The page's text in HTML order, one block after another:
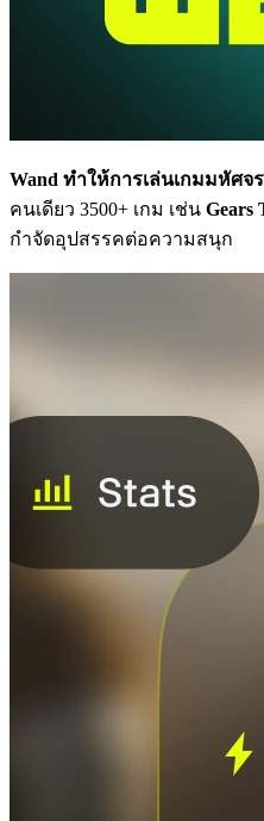
Wand ทำให้การเล่นเกมมหัศจ
คนเดียว 3500+ เกม เช่น Gears
กำจัดอุปสรรคต่อความสนุก